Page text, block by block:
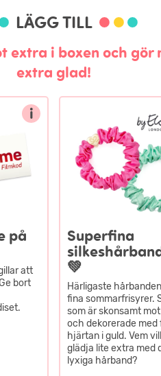
LÄGG TILL
extra i boxen och gör
extra glad!
i
på
att
bort
Superfina
💚
Härligaste
fina sommarfrisyrer.
som är skonsamt
och dekorerade med
hjärtan i guld. Vem
glädja lite extra med
lyxiga hårband?